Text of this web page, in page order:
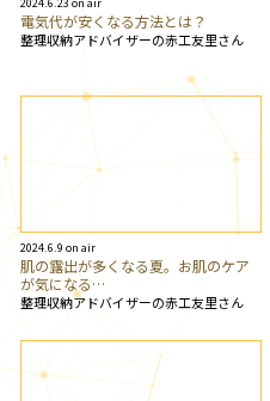
電気代が安くなる方法とは？
整理収納アドバイザーの赤工友里さん
2024.6.9 on air
肌の露出が多くなる夏。お肌のケア
が気になる…
整理収納アドバイザーの赤工友里さん